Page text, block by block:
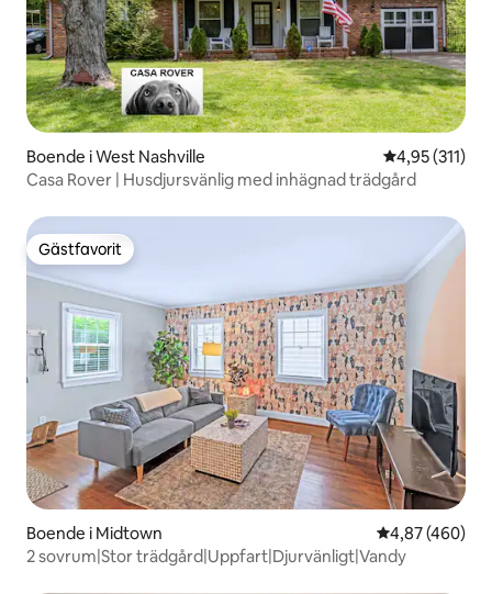
Boende i West Nashville 4,95 av 5 i
4,95 (311)
Casa Rover | Husdjursvänlig med inhägnad trädgård
Gästfavorit
Gästfavorit
Boende i Midtown 4,87 av 5 i
4,87 (460)
2 sovrum|Stor trädgård|Uppfart|Djurvänligt|Vandy